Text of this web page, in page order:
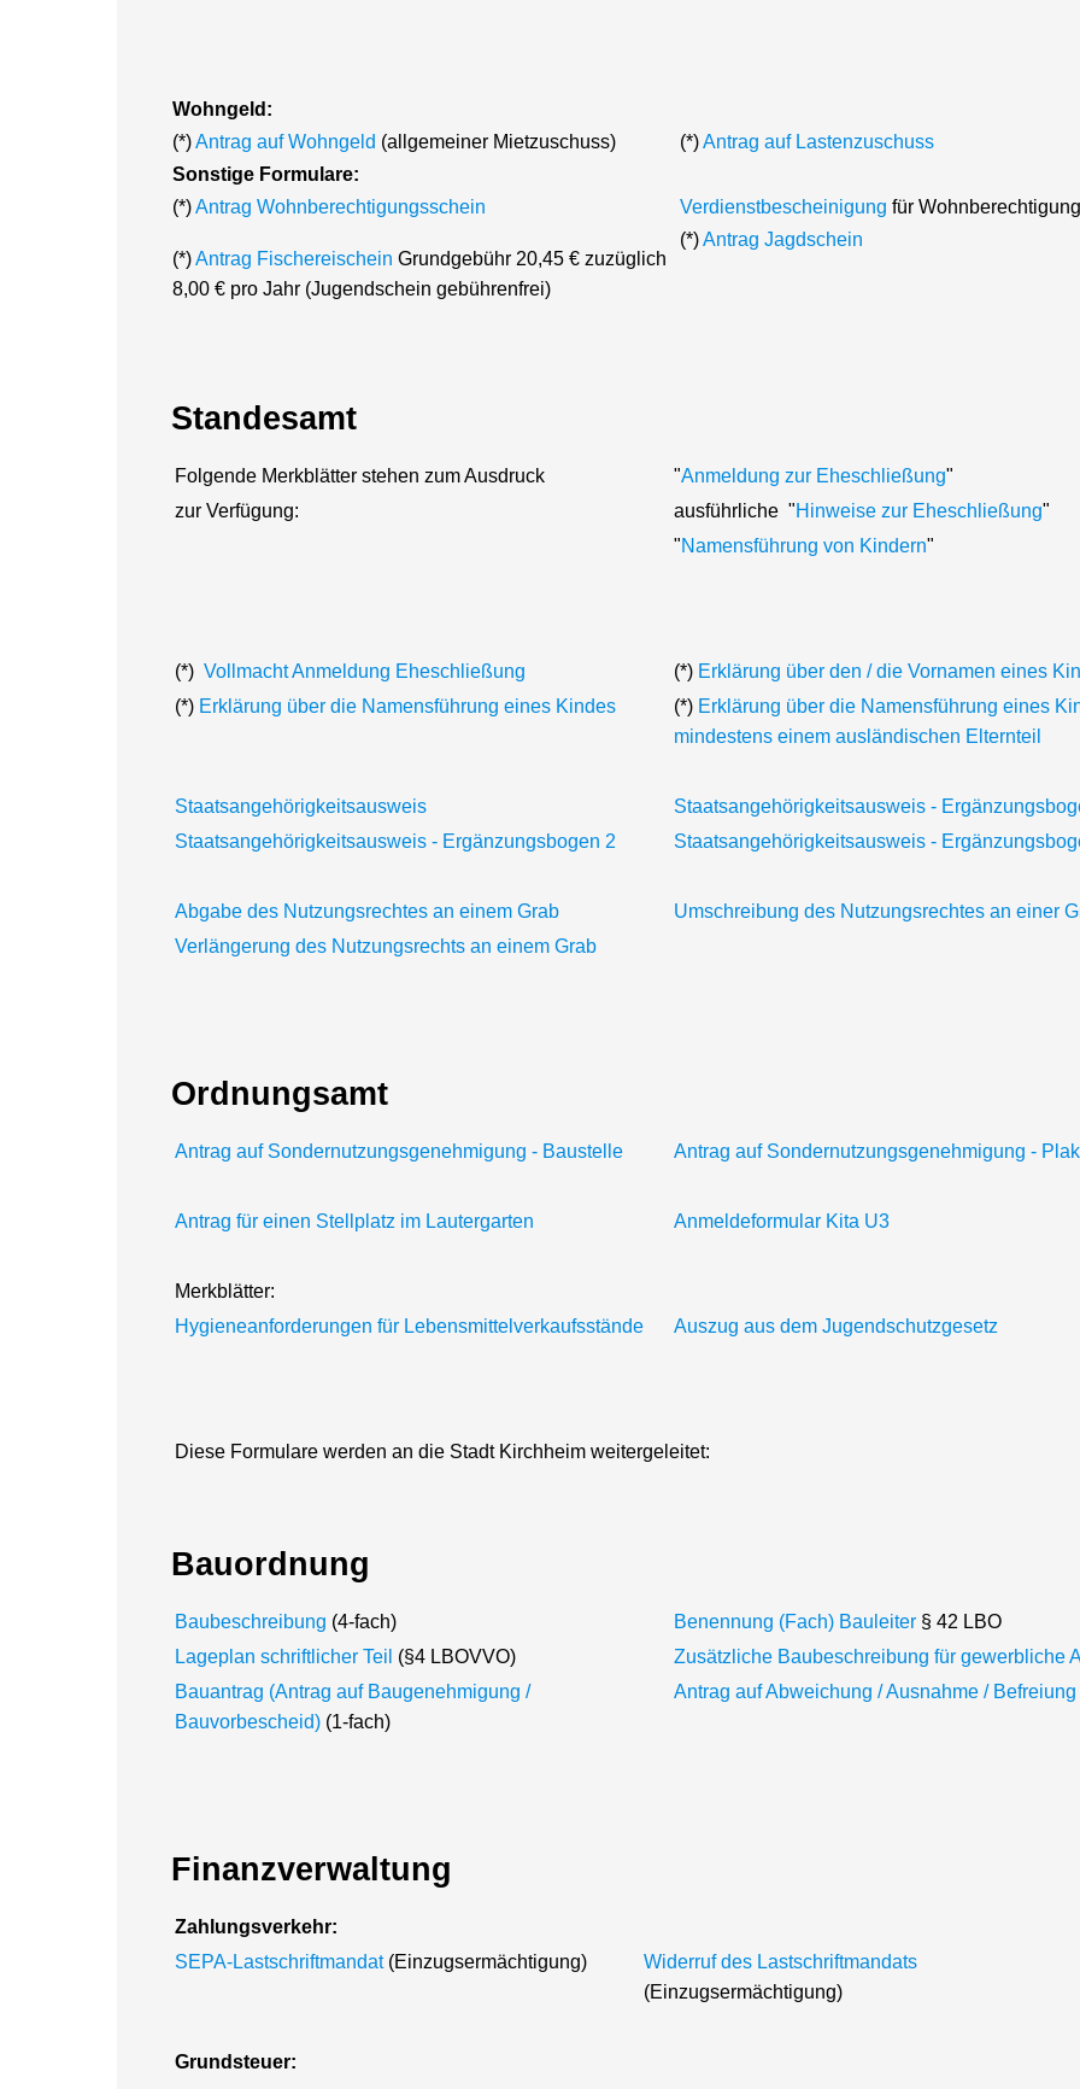
Wohngeld:
(*)Antrag auf Wohngeld (allgemeiner Mietzuschuss) (*)Antrag auf Lastenzuschuss
Sonstige Formulare:
(*)Antrag Wohnberechtigungsschein Verdienstbescheinigung für
(*)Antrag Fischereischein Grundgebühr 20,45 € zuzüglich
8,00 € pro Jahr (Jugendschein gebührenfrei)
(*)Antrag Jagdschein
Standesamt
Folgende Merkblätter stehen zum Ausdruck "Anmeldung zur Eheschließung"
zur Verfügung:
ausführliche "Hinweise zur Eheschließung"
"Namensführung von Kindern"
(*) Vollmacht Anmeldung Eheschließung (*) Erklärung über den / die Vornamen eines
(*) Erklärung über die Namensführung eines Kindes (*) Erklärung über die Namensführung eines
mindestens einem ausländischen Elternteil
Staatsangehörigkeitsausweis
Staatsangehörigkeitsausweis -
Staatsangehörigkeitsausweis - Ergänzungsbogen 2
Staatsangehörigkeitsausweis -
Abgabe des Nutzungsrechtes an einem Grab
Umschreibung des Nutzungsrechtes an einer
Verlängerung des Nutzungsrechts an einem Grab
Ordnungsamt
Antrag auf Sondernutzungsgenehmigung - Baustelle Antrag auf Sondernutzungsgenehmigung -
Antrag für einen Stellplatz im Lautergarten Anmeldeformular Kita U3
Merkblätter:
Hygieneanforderungen für Lebensmittelverkaufsstände
Auszug aus dem Jugendschutzgesetz
Diese Formulare werden an die Stadt Kirchheim weitergeleitet:
Bauordnung
Baubeschreibung (4-fach) Benennung (Fach) Bauleiter § 42 LBO
Lageplan schriftlicher Teil (§4 LBOVVO)
Zusätzliche Baubeschreibung für gewerbliche
Bauantrag (Antrag auf Baugenehmigung /
Bauvorbescheid) (1-fach)
Antrag auf Abweichung / Ausnahme / Befreiung
Finanzverwaltung
Zahlungsverkehr:
SEPA-Lastschriftmandat(Einzugsermächtigung)
Widerruf des Lastschriftmandats
(Einzugsermächtigung)
Grundsteuer: